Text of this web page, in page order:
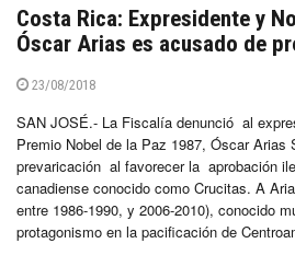
Costa Rica: Expresidente y
Óscar Arias es acusado de
23/08/2018
SAN JOSÉ.- La Fiscalía denunció al
Premio Nobel de la Paz 1987, Óscar Arias
prevaricación al favorecer la aprobación
canadiense conocido como Crucitas. A
entre 1986-1990, y 2006-2010), conocido
protagonismo en la pacificación de